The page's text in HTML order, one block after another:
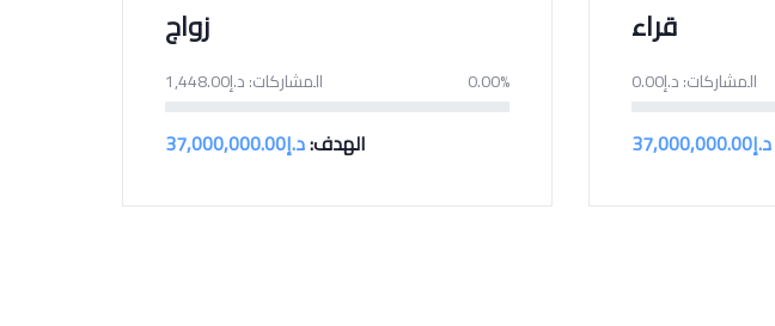
زواج
المشاركات:د.إ1,448.00 0.00%
الهدف:د.إ37,000,000.00
قراء
المشاركات:د.إ0.00
د.إ37,000,000.00